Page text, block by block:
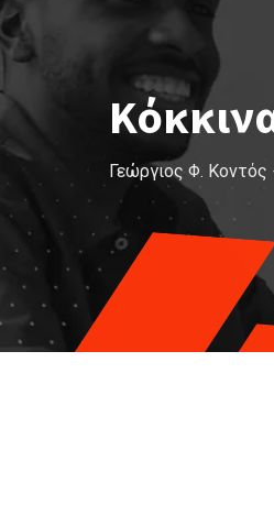
Γεώργιος Φ. Κοντός